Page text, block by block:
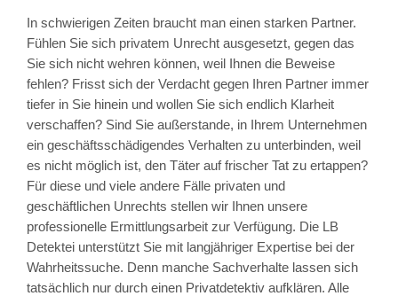
In schwierigen Zeiten braucht man einen starken Partner.
Fühlen Sie sich privatem Unrecht ausgesetzt, gegen das
Sie sich nicht wehren können, weil Ihnen die Beweise
fehlen? Frisst sich der Verdacht gegen Ihren Partner immer
tiefer in Sie hinein und wollen Sie sich endlich Klarheit
verschaffen? Sind Sie außerstande, in Ihrem Unternehmen
ein geschäftsschädigendes Verhalten zu unterbinden, weil
es nicht möglich ist, den Täter auf frischer Tat zu ertappen?
Für diese und viele andere Fälle privaten und
geschäftlichen Unrechts stellen wir Ihnen unsere
professionelle Ermittlungsarbeit zur Verfügung. Die LB
Detektei unterstützt Sie mit langjähriger Expertise bei der
Wahrheitssuche. Denn manche Sachverhalte lassen sich
tatsächlich nur durch einen Privatdetektiv aufklären. Alle